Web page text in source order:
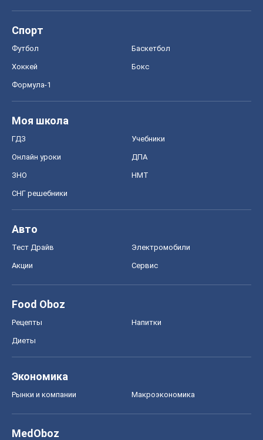
Спорт
Футбол Баскетбол
Хоккей Бокс
Формула-1
Моя школа
ГДЗ Учебники
Онлайн уроки ДПА
ЗНО НМТ
СНГ решебники
Авто
Тест Драйв Электромобили
Акции Сервис
Food Oboz
Рецепты Напитки
Диеты
Экономика
Рынки и компании Mакроэкономика
MedOboz